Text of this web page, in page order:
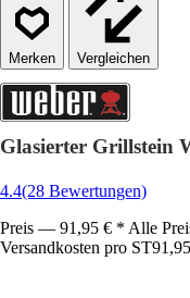
Vergleichen
Glasierter Grillstein
4.4(28 Bewertungen)
Preis — 91,95 € * Alle
Versandkosten pro ST